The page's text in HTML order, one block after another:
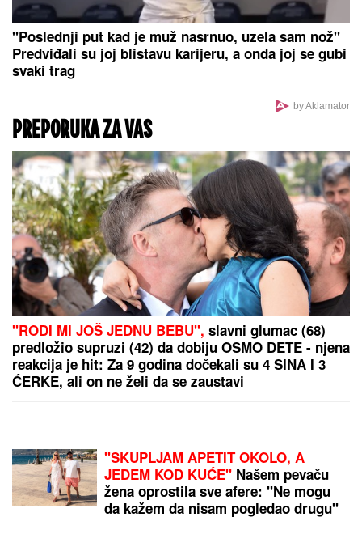
"Poslednji put kad je muž nasrnuo, uzela sam nož"
Predviđali su joj blistavu karijeru, a onda joj se gubi
svaki trag
by Aklamator
PREPORUKA ZA VAS
"RODI MI JOŠ JEDNU BEBU", slavni glumac (68)
predložio supruzi (42) da dobiju OSMO DETE - njena
reakcija je hit: Za 9 godina dočekali su 4 SINA I 3
ĆERKE, ali on ne želi da se zaustavi
"SKUPLJAM APETIT OKOLO, A
JEDEM KOD KUĆE" Našem pevaču
žena oprostila sve afere: "Ne mogu
da kažem da nisam pogledao drugu"